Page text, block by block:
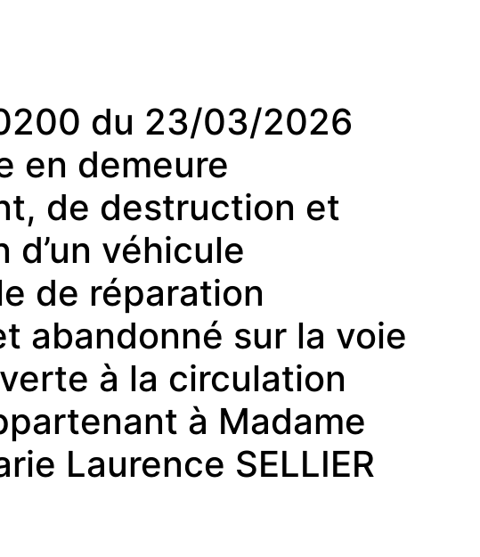
du 23/03/2026
en demeure
de destruction et
d’un véhicule
de réparation
abandonné sur la voie
à la circulation
à Madame
Laurence SELLIER